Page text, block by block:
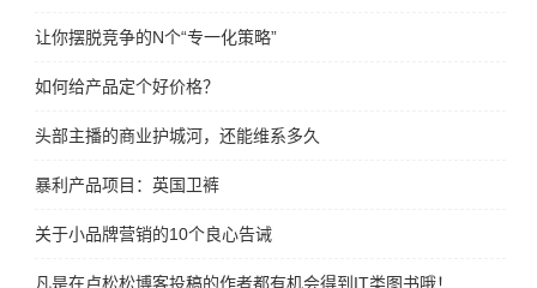
让你摆脱竞争的N个“专一化策略”
如何给产品定个好价格？
头部主播的商业护城河，还能维系多久
暴利产品项目：英国卫裤
关于小品牌营销的10个良心告诫
凡是在卢松松博客投稿的作者都有机会得到IT类图书哦！